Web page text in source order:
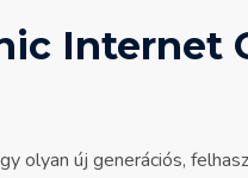
olyan új generációs,